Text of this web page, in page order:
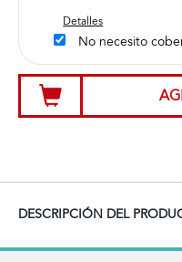
Detalles
No necesito
DESCRIPCIÓN DEL